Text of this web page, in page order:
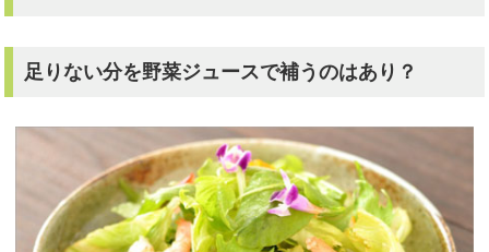
足りない分を野菜ジュースで補うのはあり？